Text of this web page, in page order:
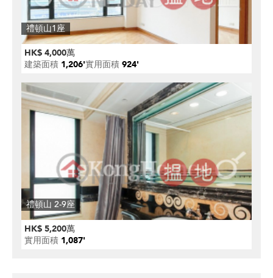
禮頓山1座
HK$ 4,000萬
建築面積 1,206'實用面積 924'
禮頓山 2-9座
HK$ 5,200萬
實用面積 1,087'